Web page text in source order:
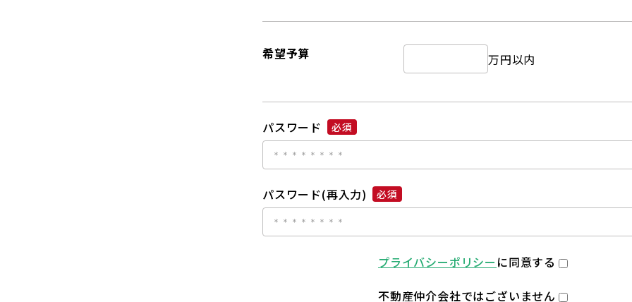
希望予算 万円以内
パスワード 必須
パスワード(再入力) 必須
プライバシーポリシー に同意する
不動産仲介会社ではございません